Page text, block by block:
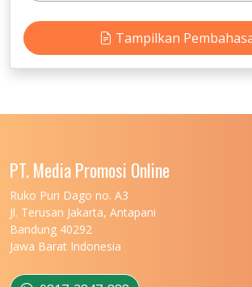
Tampilkan
PT. Media Promosi Online
Ruko Puri Dago no. A3
Jl. Terusan Jakarta, Antapani
Bandung 40292
Jawa Barat Indonesia